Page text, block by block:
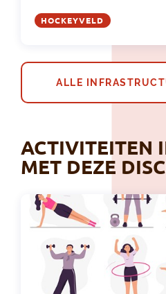
HOCKEYVELD
ALLE
ACTIVITEITEN
MET DEZE